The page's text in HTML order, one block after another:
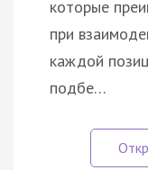
которые
при
каждой
подбе…